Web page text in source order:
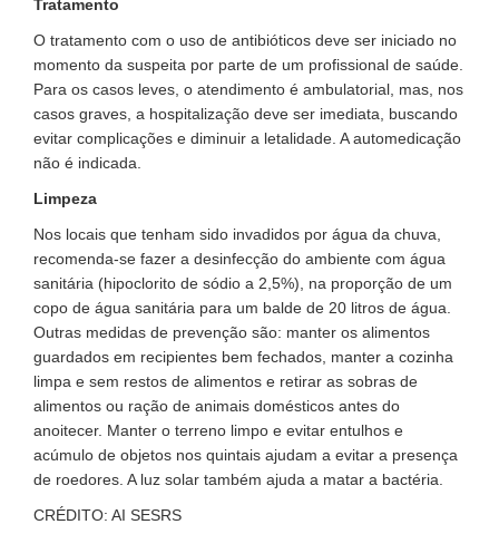
Tratamento
O tratamento com o uso de antibióticos deve ser iniciado no
momento da suspeita por parte de um profissional de saúde.
Para os casos leves, o atendimento é ambulatorial, mas, nos
casos graves, a hospitalização deve ser imediata, buscando
evitar complicações e diminuir a letalidade. A automedicação
não é indicada.
Limpeza
Nos locais que tenham sido invadidos por água da chuva,
recomenda-se fazer a desinfecção do ambiente com água
sanitária (hipoclorito de sódio a 2,5%), na proporção de um
copo de água sanitária para um balde de 20 litros de água.
Outras medidas de prevenção são: manter os alimentos
guardados em recipientes bem fechados, manter a cozinha
limpa e sem restos de alimentos e retirar as sobras de
alimentos ou ração de animais domésticos antes do
anoitecer. Manter o terreno limpo e evitar entulhos e
acúmulo de objetos nos quintais ajudam a evitar a presença
de roedores. A luz solar também ajuda a matar a bactéria.
CRÉDITO: AI SESRS